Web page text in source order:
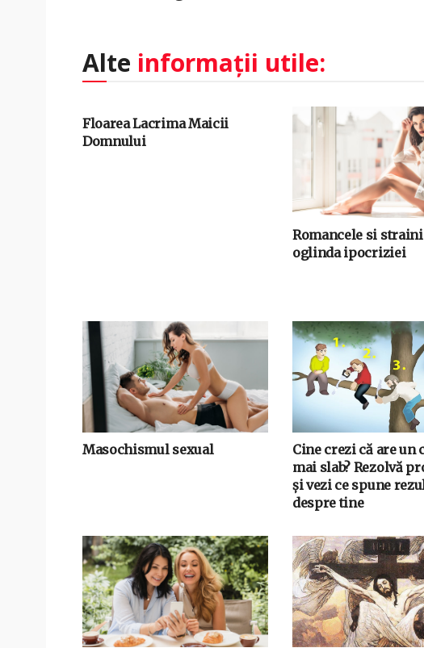
Alte informații utile:
Floarea Lacrima Maicii
Domnului
Romancele si
oglinda ipocriziei
Masochismul sexual
Cine crezi că are un
mai slab? Rezolvă
și vezi ce spune
despre tine